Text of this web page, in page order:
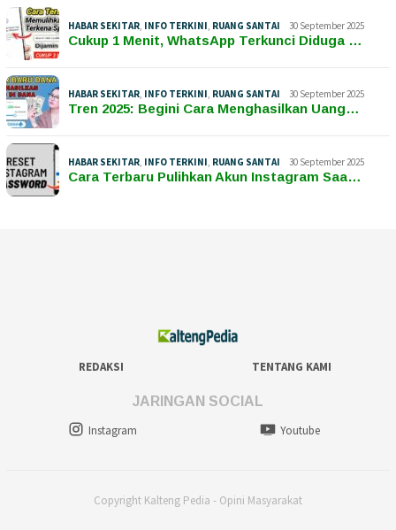
HABAR SEKITAR INFO TERKINI RUANG SANTAI 30 September 2025
Cukup 1 Menit, WhatsApp Terkunci Diduga …
HABAR SEKITAR INFO TERKINI RUANG SANTAI 30 September 2025
Tren 2025: Begini Cara Menghasilkan Uang…
HABAR SEKITAR INFO TERKINI RUANG SANTAI 30 September 2025
Cara Terbaru Pulihkan Akun Instagram Saa…
REDAKSI TENTANG KAMI
JARINGAN SOCIAL
Instagram
Youtube
Copyright Kalteng Pedia - Opini Masyarakat